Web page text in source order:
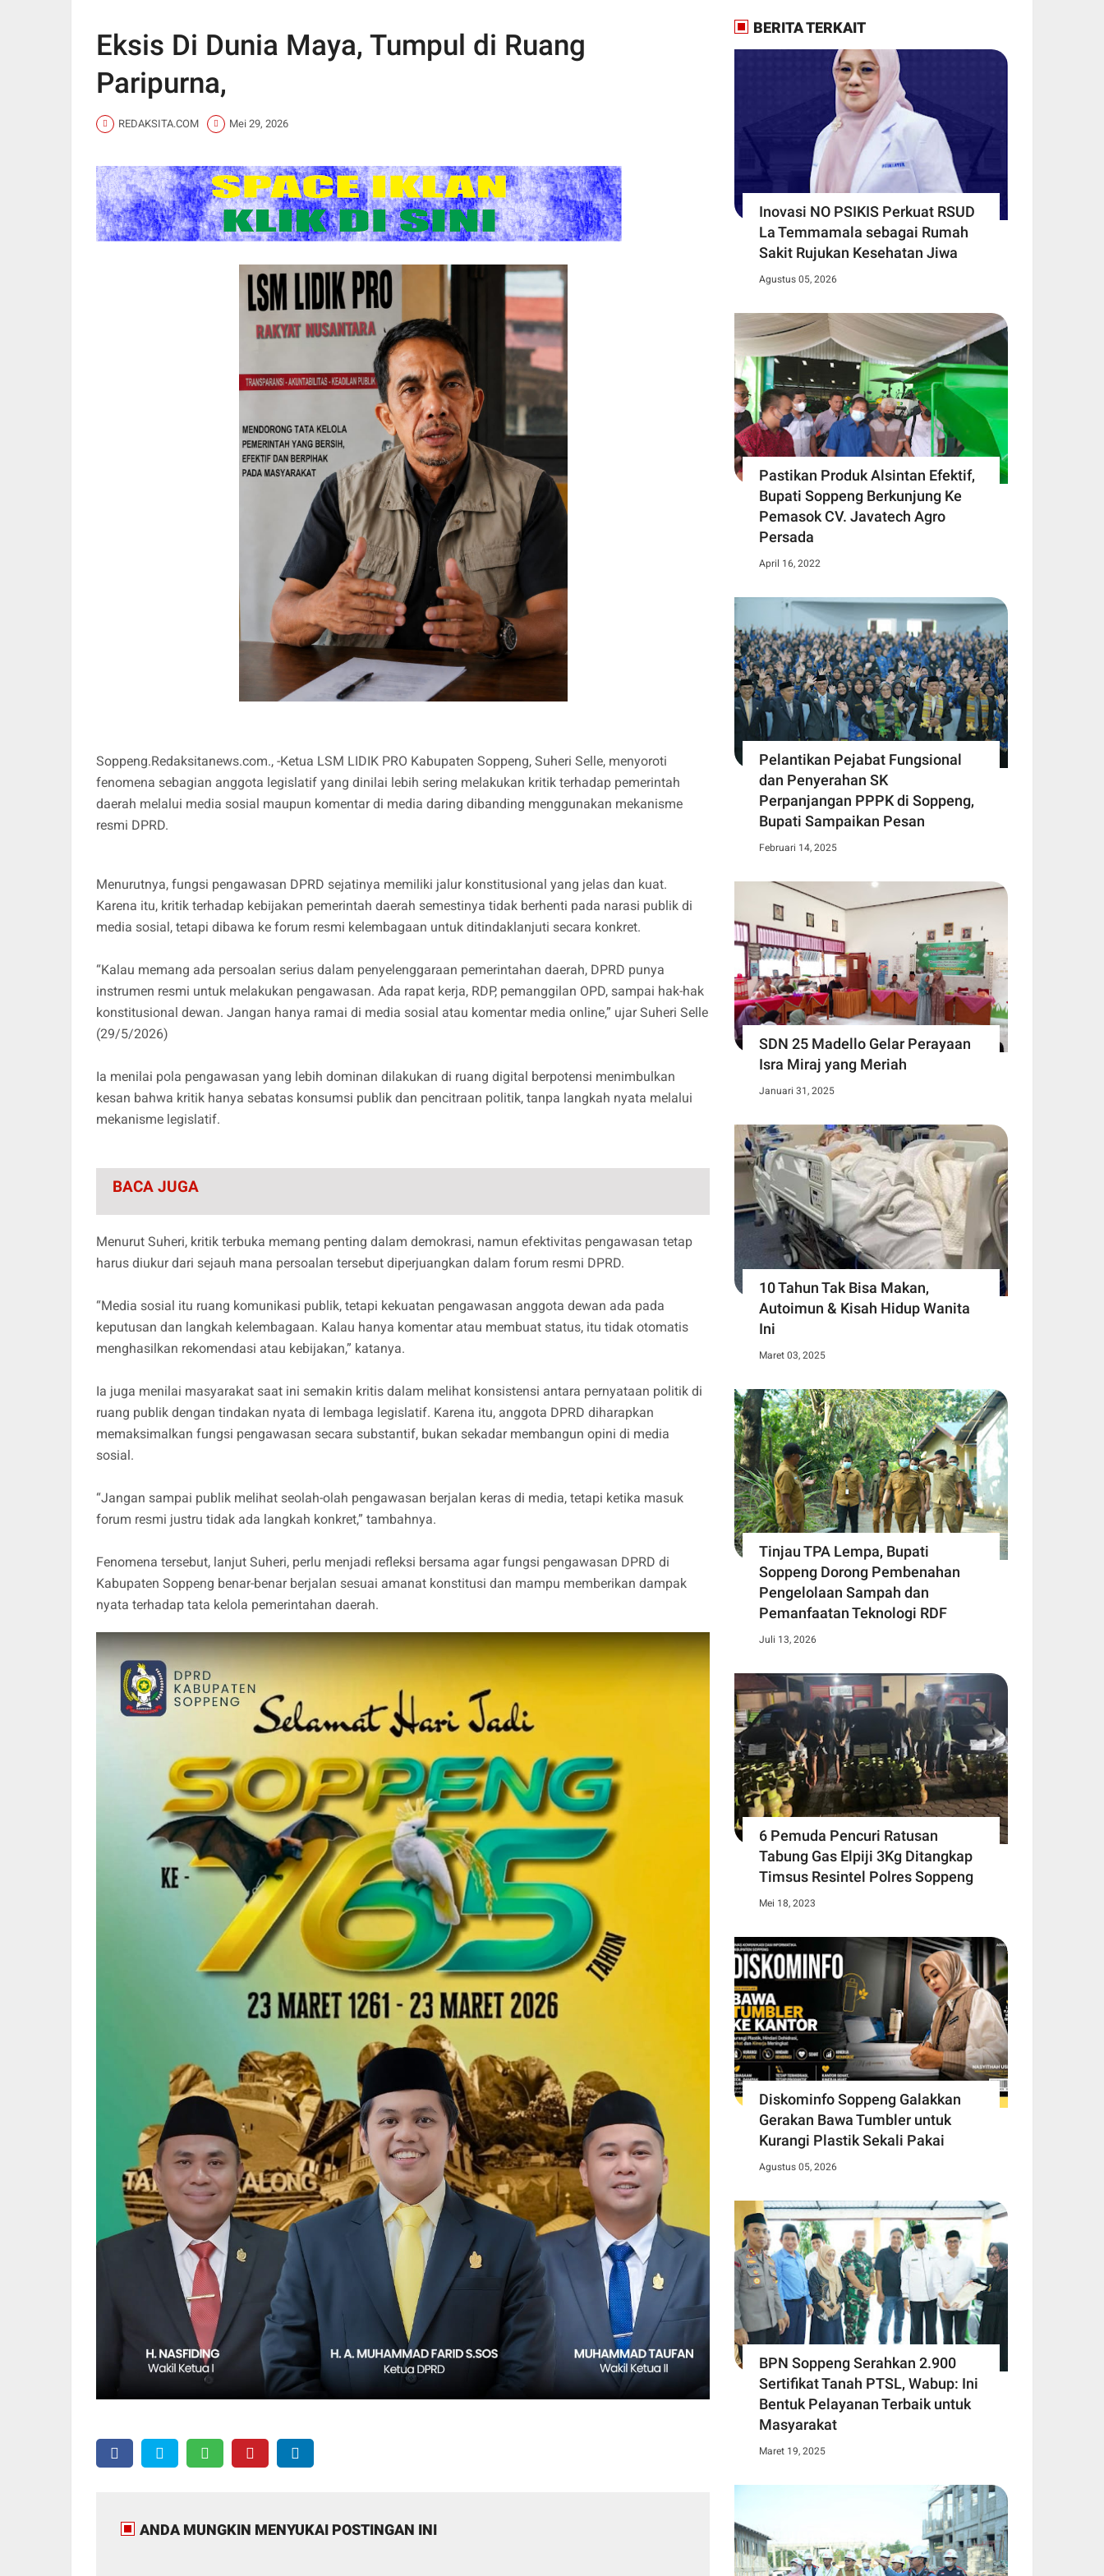
Eksis Di Dunia Maya, Tumpul di Ruang
Paripurna,
REDAKSITA.COM Mei 29, 2026
Soppeng.Redaksitanews.com., -Ketua LSM LIDIK PRO Kabupaten Soppeng, Suheri Selle, menyoroti
fenomena sebagian anggota legislatif yang dinilai lebih sering melakukan kritik terhadap pemerintah
daerah melalui media sosial maupun komentar di media daring dibanding menggunakan mekanisme
resmi DPRD.
Menurutnya, fungsi pengawasan DPRD sejatinya memiliki jalur konstitusional yang jelas dan kuat.
Karena itu, kritik terhadap kebijakan pemerintah daerah semestinya tidak berhenti pada narasi publik di
media sosial, tetapi dibawa ke forum resmi kelembagaan untuk ditindaklanjuti secara konkret.
“Kalau memang ada persoalan serius dalam penyelenggaraan pemerintahan daerah, DPRD punya
instrumen resmi untuk melakukan pengawasan. Ada rapat kerja, RDP, pemanggilan OPD, sampai hak-hak
konstitusional dewan. Jangan hanya ramai di media sosial atau komentar media online,” ujar Suheri Selle
(29/5/2026)
Ia menilai pola pengawasan yang lebih dominan dilakukan di ruang digital berpotensi menimbulkan
kesan bahwa kritik hanya sebatas konsumsi publik dan pencitraan politik, tanpa langkah nyata melalui
mekanisme legislatif.
BACA JUGA
Menurut Suheri, kritik terbuka memang penting dalam demokrasi, namun efektivitas pengawasan tetap
harus diukur dari sejauh mana persoalan tersebut diperjuangkan dalam forum resmi DPRD.
“Media sosial itu ruang komunikasi publik, tetapi kekuatan pengawasan anggota dewan ada pada
keputusan dan langkah kelembagaan. Kalau hanya komentar atau membuat status, itu tidak otomatis
menghasilkan rekomendasi atau kebijakan,” katanya.
Ia juga menilai masyarakat saat ini semakin kritis dalam melihat konsistensi antara pernyataan politik di
ruang publik dengan tindakan nyata di lembaga legislatif. Karena itu, anggota DPRD diharapkan
memaksimalkan fungsi pengawasan secara substantif, bukan sekadar membangun opini di media
sosial.
“Jangan sampai publik melihat seolah-olah pengawasan berjalan keras di media, tetapi ketika masuk
forum resmi justru tidak ada langkah konkret,” tambahnya.
Fenomena tersebut, lanjut Suheri, perlu menjadi refleksi bersama agar fungsi pengawasan DPRD di
Kabupaten Soppeng benar-benar berjalan sesuai amanat konstitusi dan mampu memberikan dampak
nyata terhadap tata kelola pemerintahan daerah.
ANDA MUNGKIN MENYUKAI POSTINGAN INI
BERITA TERKAIT
Inovasi NO PSIKIS Perkuat RSUD
La Temmamala sebagai Rumah
Sakit Rujukan Kesehatan Jiwa
Agustus 05, 2026
Pastikan Produk Alsintan Efektif,
Bupati Soppeng Berkunjung Ke
Pemasok CV. Javatech Agro
Persada
April 16, 2022
Pelantikan Pejabat Fungsional
dan Penyerahan SK
Perpanjangan PPPK di Soppeng,
Bupati Sampaikan Pesan
Februari 14, 2025
SDN 25 Madello Gelar Perayaan
Isra Miraj yang Meriah
Januari 31, 2025
10 Tahun Tak Bisa Makan,
Autoimun & Kisah Hidup Wanita
Ini
Maret 03, 2025
Tinjau TPA Lempa, Bupati
Soppeng Dorong Pembenahan
Pengelolaan Sampah dan
Pemanfaatan Teknologi RDF
Juli 13, 2026
6 Pemuda Pencuri Ratusan
Tabung Gas Elpiji 3Kg Ditangkap
Timsus Resintel Polres Soppeng
Mei 18, 2023
Diskominfo Soppeng Galakkan
Gerakan Bawa Tumbler untuk
Kurangi Plastik Sekali Pakai
Agustus 05, 2026
BPN Soppeng Serahkan 2.900
Sertifikat Tanah PTSL, Wabup: Ini
Bentuk Pelayanan Terbaik untuk
Masyarakat
Maret 19, 2025